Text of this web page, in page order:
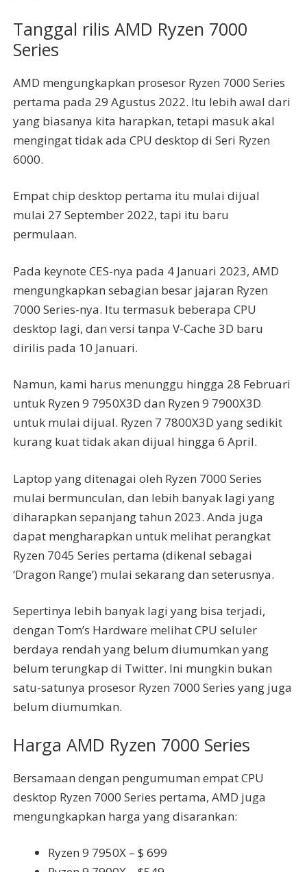
Tanggal rilis AMD Ryzen 7000
Series
AMD mengungkapkan prosesor Ryzen 7000 Series
pertama pada 29 Agustus 2022. Itu lebih awal dari
yang biasanya kita harapkan, tetapi masuk akal
mengingat tidak ada CPU desktop di Seri Ryzen
6000.
Empat chip desktop pertama itu mulai dijual
mulai 27 September 2022, tapi itu baru
permulaan.
Pada keynote CES-nya pada 4 Januari 2023, AMD
mengungkapkan sebagian besar jajaran Ryzen
7000 Series-nya. Itu termasuk beberapa CPU
desktop lagi, dan versi tanpa V-Cache 3D baru
dirilis pada 10 Januari.
Namun, kami harus menunggu hingga 28 Februari
untuk Ryzen 9 7950X3D dan Ryzen 9 7900X3D
untuk mulai dijual. Ryzen 7 7800X3D yang sedikit
kurang kuat tidak akan dijual hingga 6 April.
Laptop yang ditenagai oleh Ryzen 7000 Series
mulai bermunculan, dan lebih banyak lagi yang
diharapkan sepanjang tahun 2023. Anda juga
dapat mengharapkan untuk melihat perangkat
Ryzen 7045 Series pertama (dikenal sebagai
‘Dragon Range’) mulai sekarang dan seterusnya.
Sepertinya lebih banyak lagi yang bisa terjadi,
dengan Tom’s Hardware melihat CPU seluler
berdaya rendah yang belum diumumkan yang
belum terungkap di Twitter. Ini mungkin bukan
satu-satunya prosesor Ryzen 7000 Series yang juga
belum diumumkan.
Harga AMD Ryzen 7000 Series
Bersamaan dengan pengumuman empat CPU
desktop Ryzen 7000 Series pertama, AMD juga
mengungkapkan harga yang disarankan:
Ryzen 9 7950X – $ 699